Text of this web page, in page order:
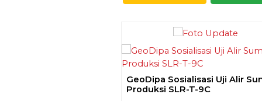
Ekoran Serikat News,
Kamis 9 November